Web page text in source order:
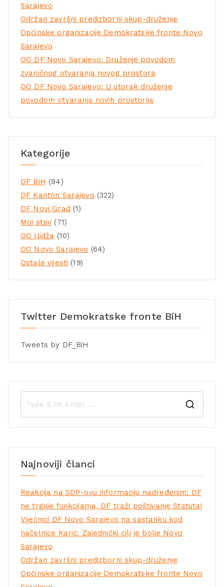
Sarajevo
Održan završni predizborni skup-druženje
Općinske organizacije Demokratske fronte Novo
Sarajevo
OO DF Novo Sarajevo: Druženje povodom
zvaničnog otvaranja novog prostora
OO DF Novo Sarajevo: U utorak druženje
povodom otvaranja novih prostorija
Kategorije
DF BiH (94)
DF Kanton Sarajevo (322)
DF Novi Grad (1)
Moj stav (71)
OO Ilidža (10)
OO Novo Sarajevo (64)
Ostale vijesti (19)
Twitter Demokratske fronte BiH
Tweets by DF_BiH
Najnoviji članci
Reakcija na SDP-ovu informaciju nadređenim: DF
ne trguje funkcijama, DF traži poštivanje Statuta!
Vijećnici DF Novo Sarajevo na sastanku kod
načelnice Karić: Zajednički cilj je bolje Novo
Sarajevo
Održan završni predizborni skup-druženje
Općinske organizacije Demokratske fronte Novo